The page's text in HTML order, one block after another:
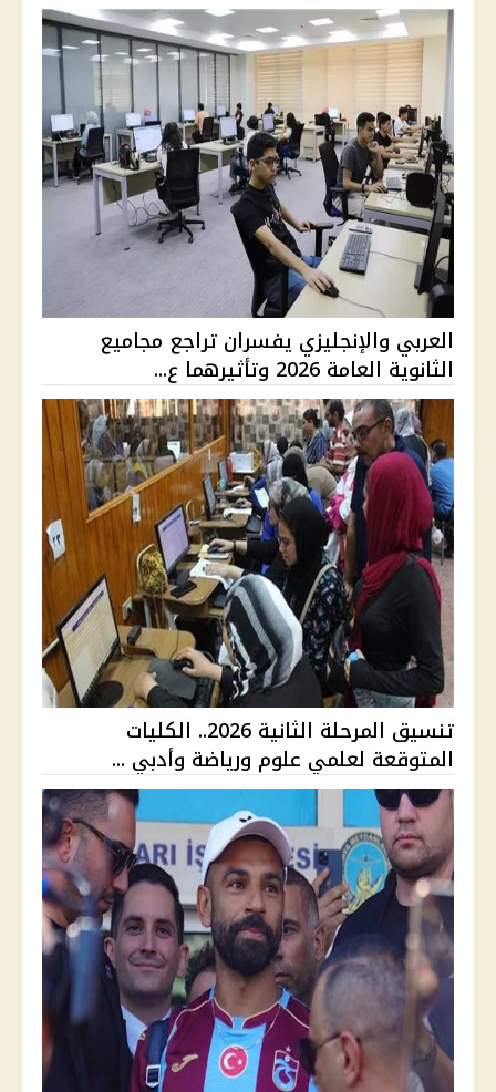
العربي والإنجليزي يفسران تراجع مجاميع
الثانوية العامة 2026 وتأثيرهما ع...
تنسيق المرحلة الثانية 2026.. الكليات
المتوقعة لعلمي علوم ورياضة وأدبي ...